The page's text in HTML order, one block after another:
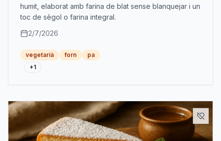
humit, elaborat amb farina de blat sense blanquejar i un
toc de sègol o farina integral.
2/7/2026
vegetarià forn
pa
+1